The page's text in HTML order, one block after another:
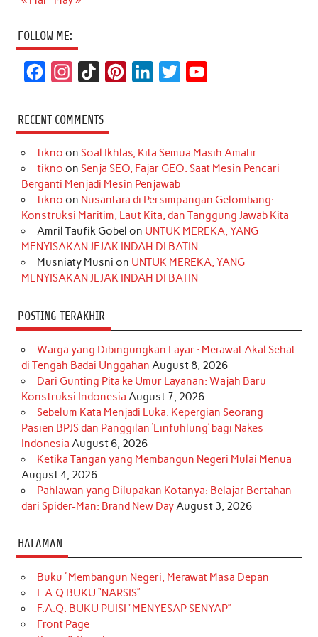
FOLLOW ME:
c
e
b
o
k
s
t
a
r
a
m
k
T
o
k
t
e
e
s
t
k
e
d
I
n
t
t
r
T
u
e
RECENT COMMENTS
tikno on Soal Ikhlas, Kita Semua Masih Amatir
tikno on Senja SEO, Fajar GEO: Saat Mesin Pencari
Berganti Menjadi Mesin Penjawab
tikno on Nusantara di Persimpangan Gelombang:
Konstruksi Maritim, Laut Kita, dan Tanggung Jawab Kita
Amril Taufik Gobel on UNTUK MEREKA, YANG
MENYISAKAN JEJAK INDAH DI BATIN
Musniaty Musni on UNTUK MEREKA, YANG
MENYISAKAN JEJAK INDAH DI BATIN
POSTING TERAKHIR
Warga yang Dibingungkan Layar : Merawat Akal Sehat
di Tengah Badai Unggahan August 8, 2026
Dari Gunting Pita ke Umur Layanan: Wajah Baru
Konstruksi Indonesia August 7, 2026
Sebelum Kata Menjadi Luka: Kepergian Seorang
Pasien BPJS dan Panggilan ‘Einfühlung’ bagi Nakes
Indonesia August 6, 2026
Ketika Tangan yang Membangun Negeri Mulai Menua
August 4, 2026
Pahlawan yang Dilupakan Kotanya: Belajar Bertahan
dari Spider-Man: Brand New Day August 3, 2026
HALAMAN
Buku “Membangun Negeri, Merawat Masa Depan
F.A.Q BUKU “NARSIS”
F.A.Q. BUKU PUISI “MENYESAP SENYAP”
Front Page